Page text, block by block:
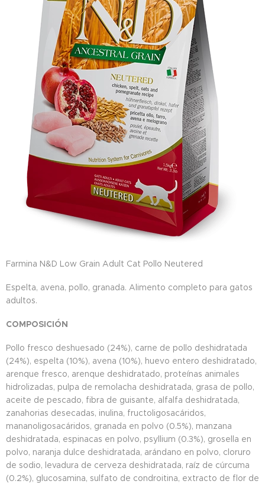
Farmina N&D Low Grain Adult Cat Pollo Neutered
Espelta, avena, pollo, granada. Alimento completo para gatos
adultos.
COMPOSICIÓN
Pollo fresco deshuesado (24%), carne de pollo deshidratada
(24%), espelta (10%), avena (10%), huevo entero deshidratado,
arenque fresco, arenque deshidratado, proteínas animales
hidrolizadas, pulpa de remolacha deshidratada, grasa de pollo,
aceite de pescado, fibra de guisante, alfalfa deshidratada,
zanahorias desecadas, inulina, fructoligosacáridos,
mananoligosacáridos, granada en polvo (0.5%), manzana
deshidratada, espinacas en polvo, psyllium (0.3%), grosella en
polvo, naranja dulce deshidratada, arándano en polvo, cloruro
de sodio, levadura de cerveza deshidratada, raíz de cúrcuma
(0.2%), glucosamina, sulfato de condroitina, extracto de flor de